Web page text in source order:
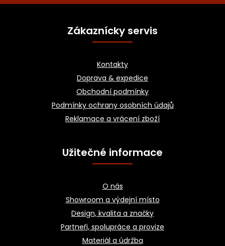
Z
Zákaznícky servis
Kontakty
Doprava & expedice
Obchodní podmínky
Podmínky ochrany osobních údajů
Reklamace a vrácení zboží
Užitečné informace
O nás
Showroom a výdejní místo
Design, kvalita a značky
Partneři, spolupráce a provize
Materiál a údržba